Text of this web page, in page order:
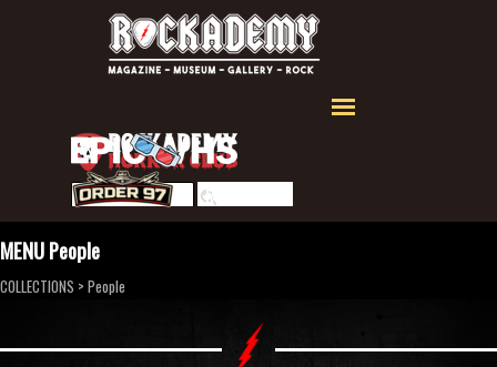
Sauter le menu
Rechercher
MENU People
COLLECTIONS > People